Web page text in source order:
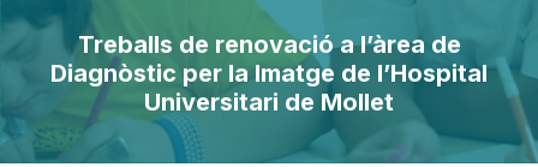
Treballs de renovació a l’àrea de
Diagnòstic per la Imatge de l’Hospital
Universitari de Mollet